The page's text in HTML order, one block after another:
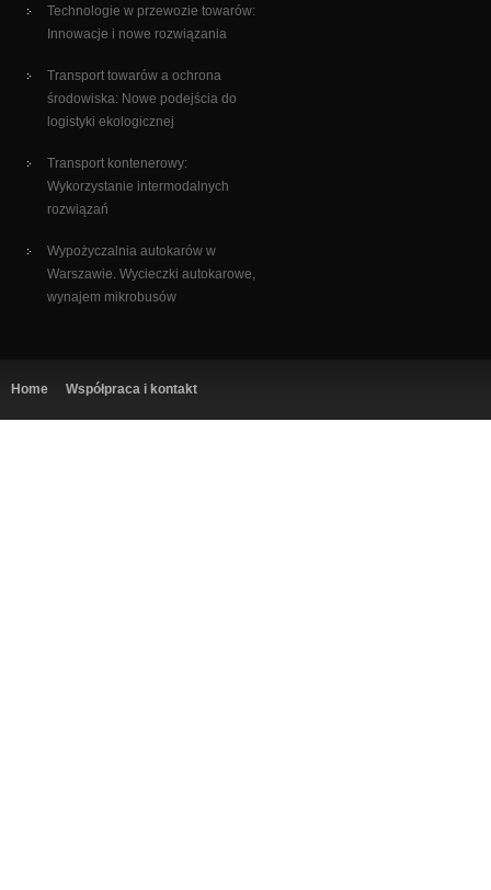
Technologie w przewozie towarów:
Innowacje i nowe rozwiązania
Transport towarów a ochrona
środowiska: Nowe podejścia do
logistyki ekologicznej
Transport kontenerowy:
Wykorzystanie intermodalnych
rozwiązań
Wypożyczalnia autokarów w
Warszawie. Wycieczki autokarowe,
wynajem mikrobusów
Home Współpraca i kontakt